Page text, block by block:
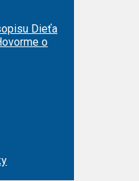
Dieťa
o